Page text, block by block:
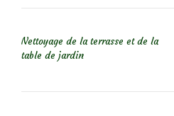
Nettoyage de la terrasse et de la
table de jardin